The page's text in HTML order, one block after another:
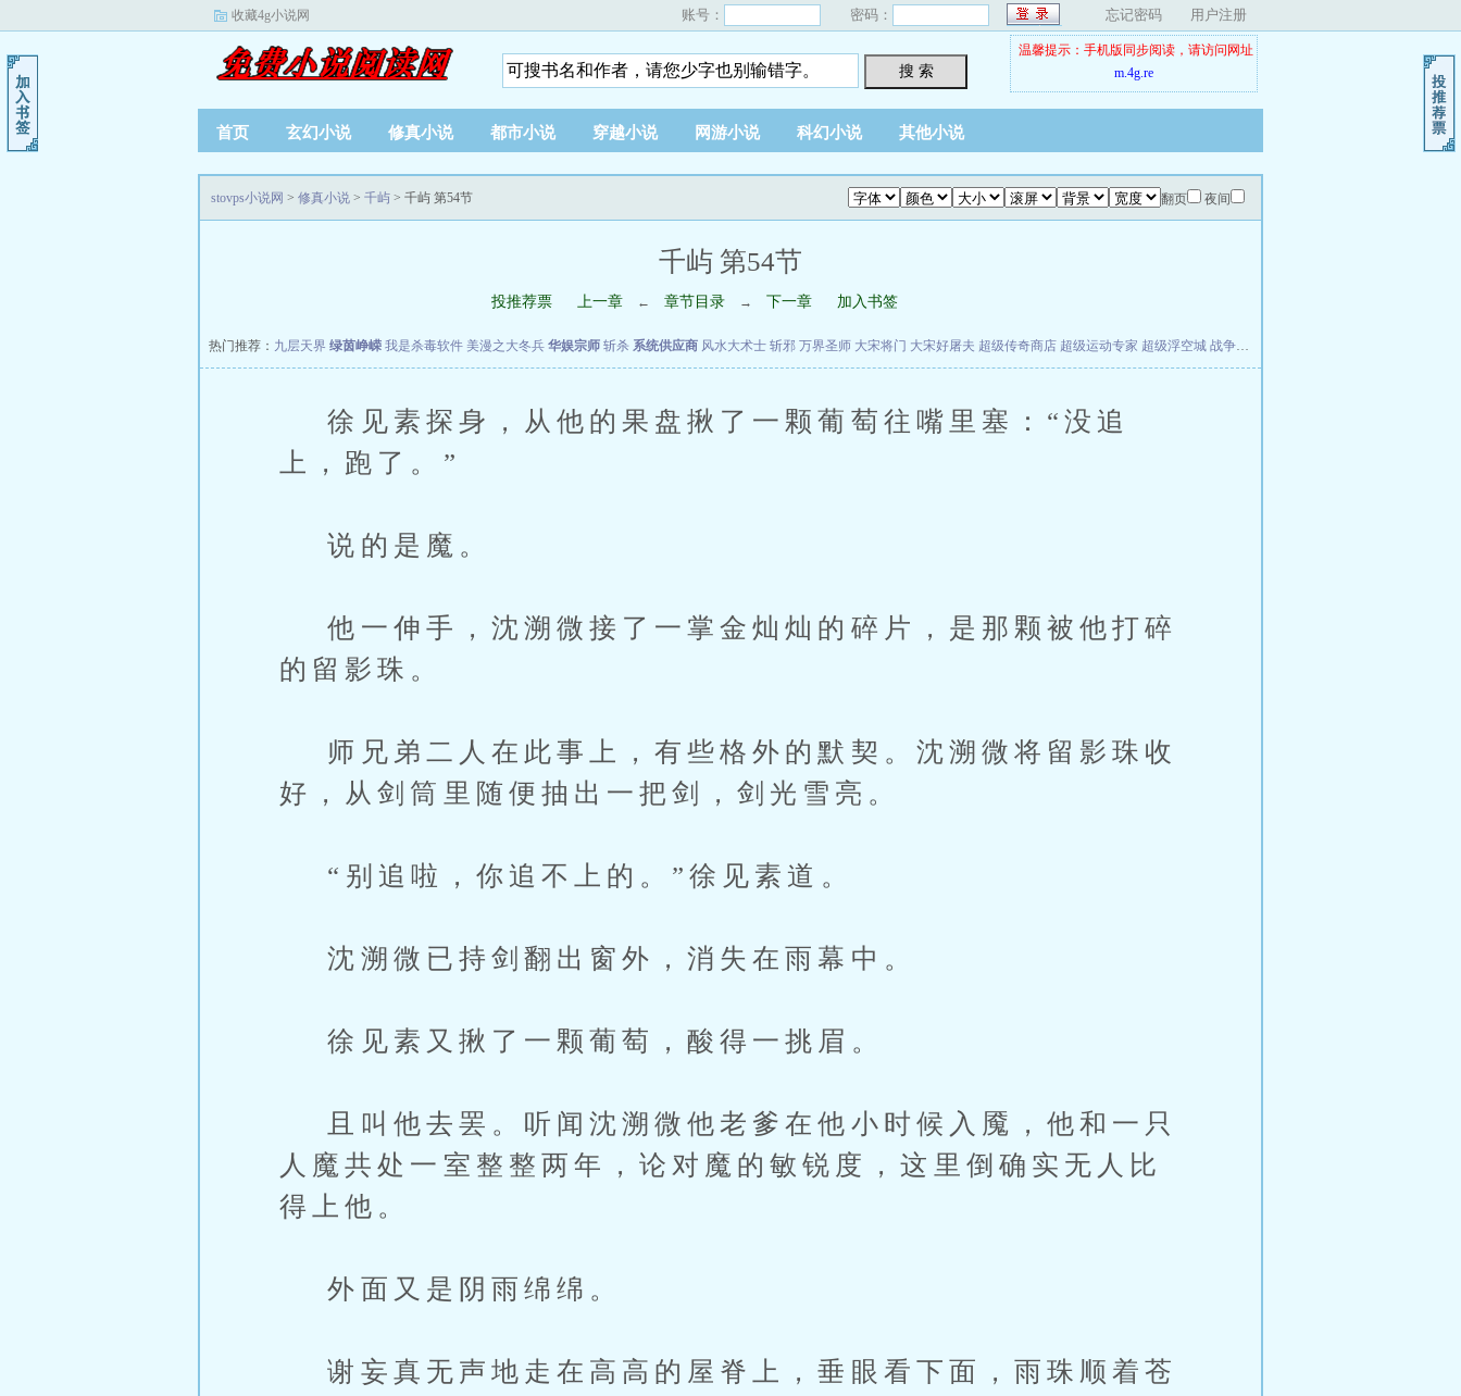
收藏4g小说网 账号： 密码： 忘记密码 用户注册
搜 索
温馨提示：手机版同步阅读，请访问网址
m.4g.re
首页 玄幻小说 修真小说 都市小说 穿越小说 网游小说 科幻小说 其他小说
翻页 夜间
stovps小说网 > 修真小说 > 千屿 > 千屿 第54节
千屿 第54节
投推荐票 上一章 ← 章节目录 → 下一章 加入书签
热门推荐： 九层天界 绿茵峥嵘 我是杀毒软件 美漫之大冬兵 华娱宗师 斩杀 系统供应商 风水大术士 斩邪 万界圣师 大宋将门 大宋好屠夫 超级传奇商店 超级运动专家 超级浮空城 战争天堂
徐见素探身，从他的果盘揪了一颗葡萄往嘴里塞：“没追
上，跑了。”
说的是魔。
他一伸手，沈溯微接了一掌金灿灿的碎片，是那颗被他打碎
的留影珠。
师兄弟二人在此事上，有些格外的默契。沈溯微将留影珠收
好，从剑筒里随便抽出一把剑，剑光雪亮。
“别追啦，你追不上的。”徐见素道。
沈溯微已持剑翻出窗外，消失在雨幕中。
徐见素又揪了一颗葡萄，酸得一挑眉。
且叫他去罢。听闻沈溯微他老爹在他小时候入魇，他和一只
人魔共处一室整整两年，论对魔的敏锐度，这里倒确实无人比
得上他。
外面又是阴雨绵绵。
谢妄真无声地走在高高的屋脊上，垂眼看下面，雨珠顺着苍